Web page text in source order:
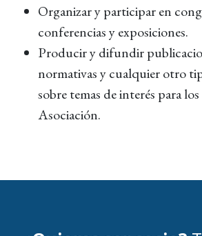
Organizar y participar en
conferencias y exposiciones.
Producir y difundir
normativas y cualquier otro
sobre temas de interés para
Asociación.